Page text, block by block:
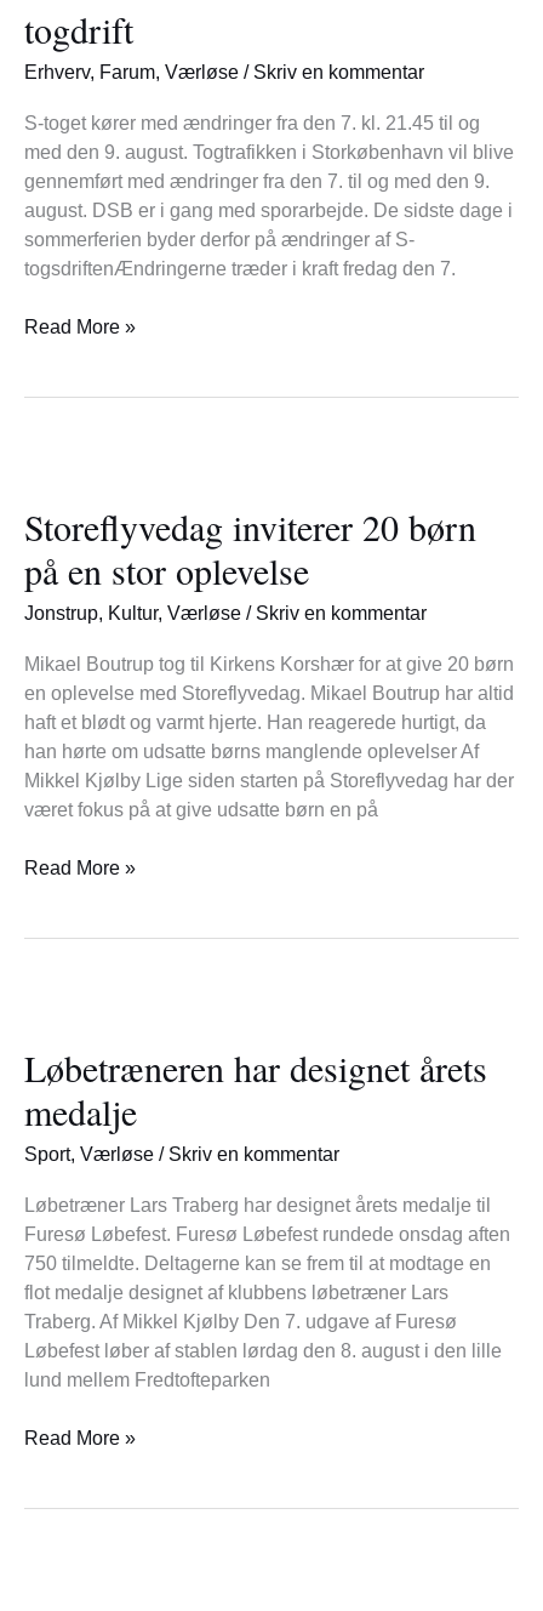
togdrift
Erhverv, Farum, Værløse / Skriv en kommentar
S-toget kører med ændringer fra den 7. kl. 21.45 til og
med den 9. august. Togtrafikken i Storkøbenhavn vil blive
gennemført med ændringer fra den 7. til og med den 9.
august. DSB er i gang med sporarbejde. De sidste dage i
sommerferien byder derfor på ændringer af S-
togsdriftenÆndringerne træder i kraft fredag den 7.
ændret
togdrift
Read More »
Storeflyvedag inviterer 20 børn
på en stor oplevelse
Jonstrup, Kultur, Værløse / Skriv en kommentar
Mikael Boutrup tog til Kirkens Korshær for at give 20 børn
en oplevelse med Storeflyvedag. Mikael Boutrup har altid
haft et blødt og varmt hjerte. Han reagerede hurtigt, da
han hørte om udsatte børns manglende oplevelser Af
Mikkel Kjølby Lige siden starten på Storeflyvedag har der
været fokus på at give udsatte børn en på
20
børn
på
en
oplevelse
Read More »
Løbetræneren har designet årets
medalje
Sport, Værløse / Skriv en kommentar
Løbetræner Lars Traberg har designet årets medalje til
Furesø Løbefest. Furesø Løbefest rundede onsdag aften
750 tilmeldte. Deltagerne kan se frem til at modtage en
flot medalje designet af klubbens løbetræner Lars
Traberg. Af Mikkel Kjølby Den 7. udgave af Furesø
Løbefest løber af stablen lørdag den 8. august i den lille
lund mellem Fredtofteparken
designet
årets
medalje
Read More »